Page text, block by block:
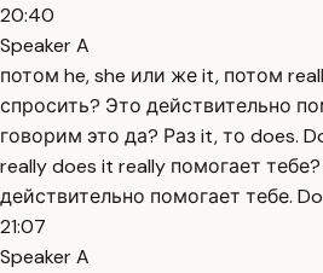
20:40
Speaker A
потом he, she или же it, потом
спросить? Это действительно
говорим это да? Раз it, то does.
really does it really помогает
действительно помогает тебе.
21:07
Speaker A